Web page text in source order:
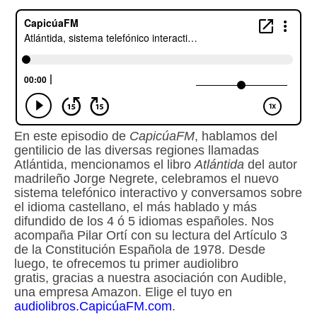
En este episodio de CapicúaFM, hablamos del
gentilicio de las diversas regiones llamadas
Atlántida, mencionamos el libro Atlántida del autor
madrileño Jorge Negrete, celebramos el nuevo
sistema telefónico interactivo y conversamos sobre
el idioma castellano, el más hablado y más
difundido de los 4 ó 5 idiomas españoles. Nos
acompaña Pilar Ortí con su lectura del Artículo 3
de la Constitución Española de 1978. Desde
luego, te ofrecemos tu primer audiolibro
gratis, gracias a nuestra asociación con Audible,
una empresa Amazon. Elige el tuyo en
audiolibros.CapicúaFM.com.